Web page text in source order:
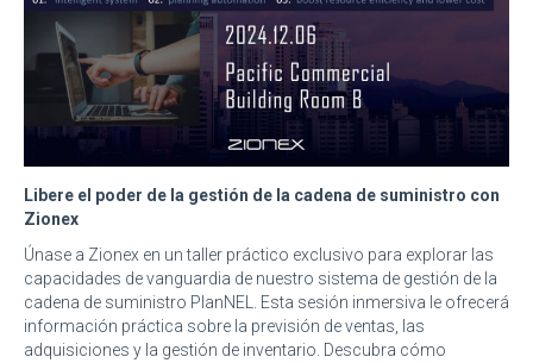
Libere el poder de la gestión de la cadena de suministro con
Zionex
Únase a Zionex en un taller práctico exclusivo para explorar las
capacidades de vanguardia de nuestro sistema de gestión de la
cadena de suministro PlanNEL. Esta sesión inmersiva le ofrecerá
información práctica sobre la previsión de ventas, las
adquisiciones y la gestión de inventario. Descubra cómo